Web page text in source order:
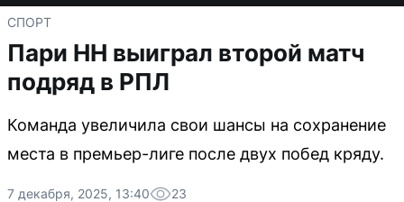
СПОРТ
Пари НН выиграл второй матч
подряд в РПЛ
Команда увеличила свои шансы на сохранение
места в премьер-лиге после двух побед кряду.
7 декабря, 2025, 13:40 23